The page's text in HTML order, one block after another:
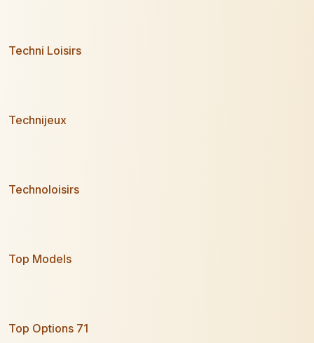
Techni Loisirs
Technijeux
Technoloisirs
Top Models
Top Options 71